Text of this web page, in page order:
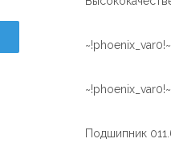
~!phoenix_var0!~
~!phoenix_var0!~